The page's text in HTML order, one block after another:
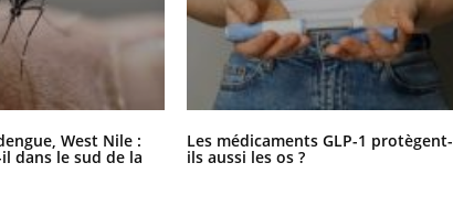
West Nile :
dans le sud de la
Les médicaments GLP-1 protègent-
ils aussi les os ?